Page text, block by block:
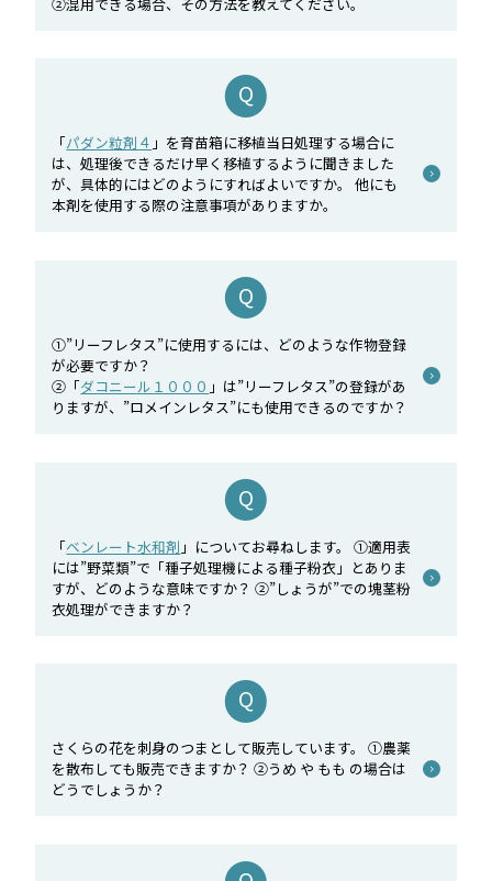
「パダン粒剤４ 」を育苗箱に移植当日処理する場合に
は、処理後できるだけ早く移植するように聞きました
が、具体的にはどのようにすればよいですか。 他にも
本剤を使用する際の注意事項がありますか。
①”リーフレタス”に使用するには、どのような作物登録
が必要ですか？
②「ダコニール１０００ 」は”リーフレタス”の登録があ
りますが、”ロメインレタス”にも使用できるのですか？
「ベンレート水和剤 」についてお尋ねします。 ①適用表
には”野菜類”で「種子処理機による種子粉衣」とありま
すが、どのような意味ですか？ ②”しょうが”での塊茎粉
衣処理ができますか？
さくらの花を刺身のつまとして販売しています。 ①農薬
を散布しても販売できますか？ ②うめ や もも の場合は
どうでしょうか？